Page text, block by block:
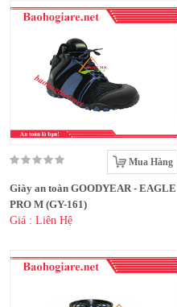
Mua Hàng
Giày an toàn GOODYEAR - EAGLE
PRO M (GY-161)
Giá : Liên Hệ